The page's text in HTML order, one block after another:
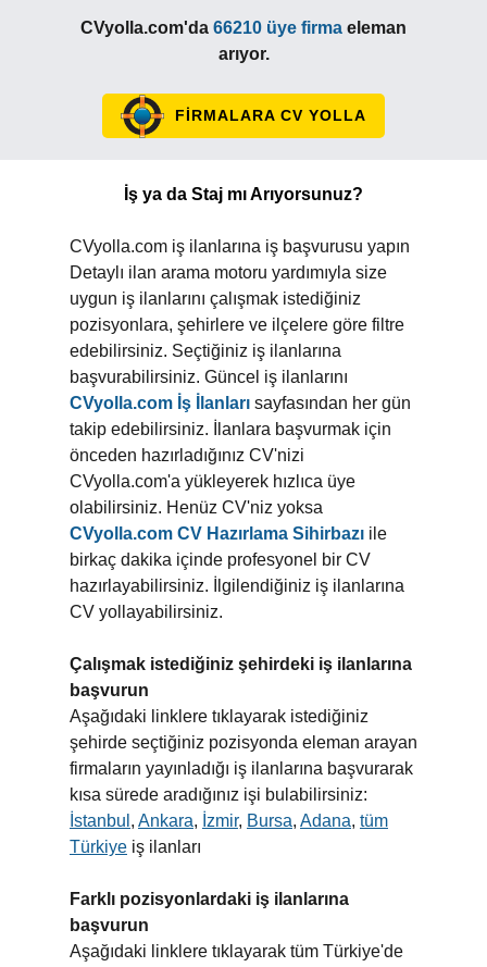
CVyolla.com'da 66210 üye firma eleman
arıyor.
FİRMALARA CV YOLLA
İş ya da Staj mı Arıyorsunuz?
CVyolla.com iş ilanlarına iş başvurusu yapın
Detaylı ilan arama motoru yardımıyla size
uygun iş ilanlarını çalışmak istediğiniz
pozisyonlara, şehirlere ve ilçelere göre filtre
edebilirsiniz. Seçtiğiniz iş ilanlarına
başvurabilirsiniz. Güncel iş ilanlarını
CVyolla.com İş İlanları sayfasından her gün
takip edebilirsiniz. İlanlara başvurmak için
önceden hazırladığınız CV'nizi
CVyolla.com'a yükleyerek hızlıca üye
olabilirsiniz. Henüz CV'niz yoksa
CVyolla.com CV Hazırlama Sihirbazı ile
birkaç dakika içinde profesyonel bir CV
hazırlayabilirsiniz. İlgilendiğiniz iş ilanlarına
CV yollayabilirsiniz.
Çalışmak istediğiniz şehirdeki iş ilanlarına
başvurun
Aşağıdaki linklere tıklayarak istediğiniz
şehirde seçtiğiniz pozisyonda eleman arayan
firmaların yayınladığı iş ilanlarına başvurarak
kısa sürede aradığınız işi bulabilirsiniz:
İstanbul , Ankara, İzmir, Bursa, Adana, tüm
Türkiye iş ilanları
Farklı pozisyonlardaki iş ilanlarına
başvurun
Aşağıdaki linklere tıklayarak tüm Türkiye'de